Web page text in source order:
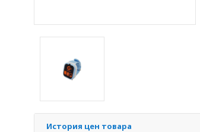
История цен товара